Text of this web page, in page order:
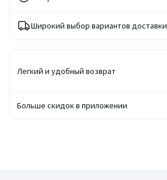
Широкий выбор вариантов доставки
Легкий и удобный возврат
Больше скидок в приложении